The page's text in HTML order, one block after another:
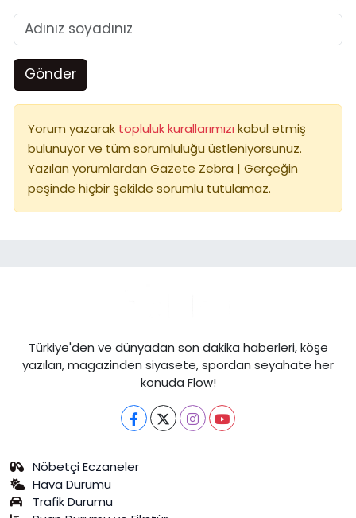
Gönder
Yorum yazarak topluluk kurallarımızı kabul etmiş
bulunuyor ve tüm sorumluluğu üstleniyorsunuz.
Yazılan yorumlardan Gazete Zebra | Gerçeğin
peşinde hiçbir şekilde sorumlu tutulamaz.
Türkiye'den ve dünyadan son dakika haberleri, köşe
yazıları, magazinden siyasete, spordan seyahate her
konuda Flow!
Nöbetçi Eczaneler
Hava Durumu
Trafik Durumu